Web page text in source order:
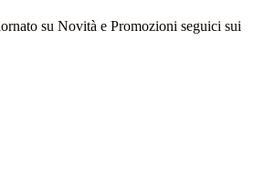
su Novità e Promozioni seguici sui